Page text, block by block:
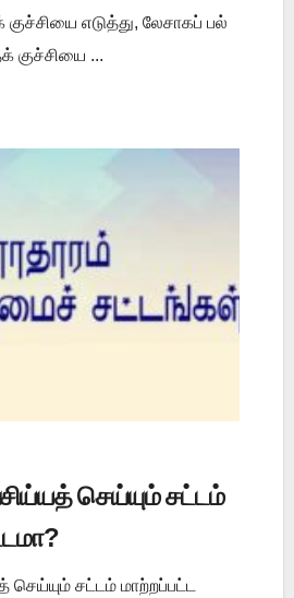
குச்சியை எடுத்து, லேசாகப் பல்
குச்சியை ...
செய்யும் சட்டம்
சட்டம் மாற்றப்பட்ட